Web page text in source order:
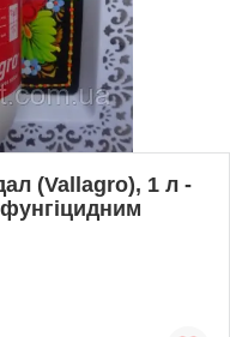
(Vallagro), 1 л -
фунгіцидним